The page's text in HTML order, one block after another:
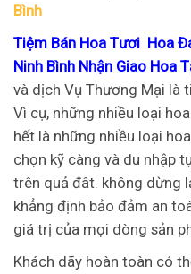
Bình
Tiệm Bán Hoa Tươi Hoa
Ninh Bình Nhận Giao Hoa
và dịch Vụ Thương Mại là
Vì cụ, những nhiều loại
hết là những nhiều loại
chọn kỹ càng và du nhập
trên quả đât. không dừng
khẳng định bảo đảm an
giá trị của mọi dòng sản
Khách dãy hoàn toàn có